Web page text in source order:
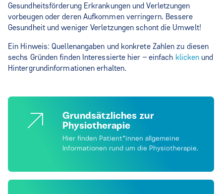
Gesundheitsförderung Erkrankungen und Verletzungen
vorbeugen oder deren Aufkommen verringern. Bessere
Gesundheit und weniger Verletzungen schont die Umwelt!
Ein Hinweis: Quellenangaben und konkrete Zahlen zu diesen
sechs Gründen finden Interessierte hier – einfach klicken und
Hintergrundinformationen erhalten.
Grundsätzliches zur
Physiotherapie
Hier finden Patient*innen allgemeine
Informationen rund um die Physiotherapie.